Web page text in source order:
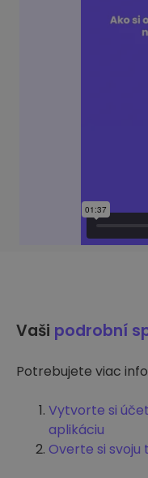
Vaši podrobní
Potrebujete viac
Vytvorte si
aplikáciu
Overte si svoju